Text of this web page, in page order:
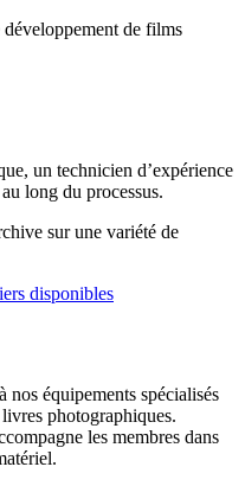
de films
un technicien d’expérience
long du processus.
sur une variété de
disponibles
nos équipements spécialisés
photographiques.
les membres dans